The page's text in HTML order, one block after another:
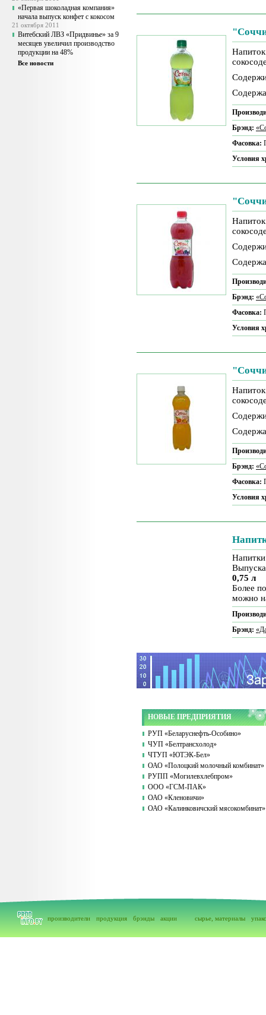
«Первая шоколадная компания»
начала выпуск конфет с кокосом
21 октября 2011
Витебский ЛВЗ «Придвинье» за 9
месяцев увеличил производство
продукции на 48%
Все новости
Напиток
Брэнд:
Фасовка:
Условия
Напиток
Брэнд:
Фасовка:
Условия
Напиток
Брэнд:
Фасовка:
Условия
0,75 л
Более
можно
Брэнд:
НОВЫЕ ПРЕДПРИЯТИЯ
РУП «Беларуснефть-Особино»
ЧУП «Белтрансхолод»
ЧТУП «ЮТЭК-Бел»
ОАО «Полоцкий молочный комбинат»
РУПП «Могилевхлебпром»
ООО «ГСМ-ПАК»
ОАО «Кленовичи»
ОАО «Калинковичский мясокомбинат»
производители продукция брэнды акции сырье, материалы